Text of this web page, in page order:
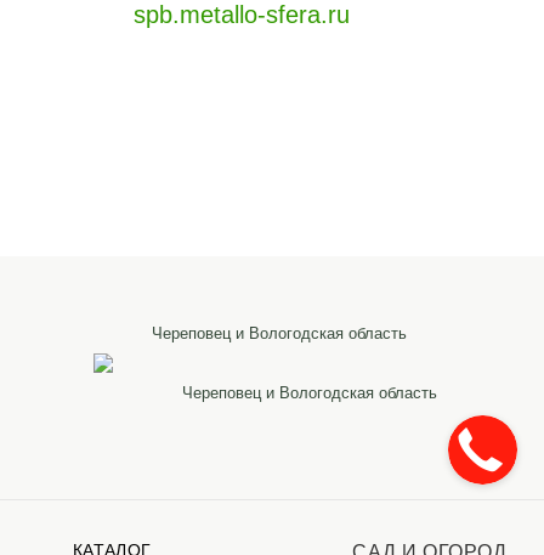
spb.metallo-sfera.ru
Череповец и Вологодская область
Череповец и Вологодская область
КАТАЛОГ